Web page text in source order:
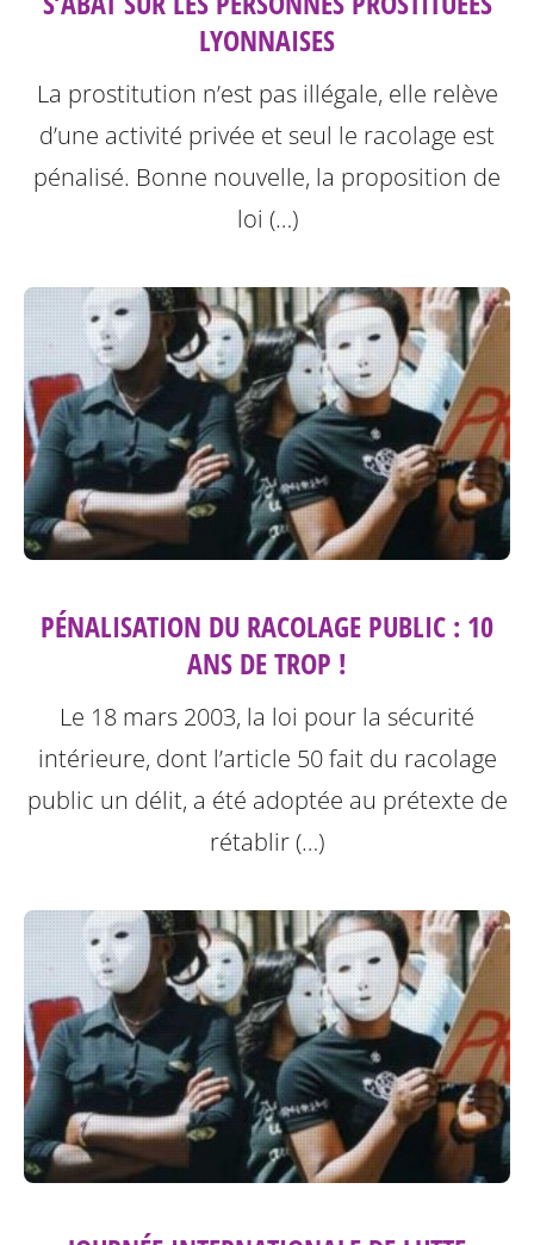
LYONNAISES
La prostitution n’est pas illégale, elle relève
d’une activité privée et seul le racolage est
pénalisé. Bonne nouvelle, la proposition de
loi (…)
PÉNALISATION DU RACOLAGE PUBLIC : 10
ANS DE TROP !
Le 18 mars 2003, la loi pour la sécurité
intérieure, dont l’article 50 fait du racolage
public un délit, a été adoptée au prétexte de
rétablir (…)